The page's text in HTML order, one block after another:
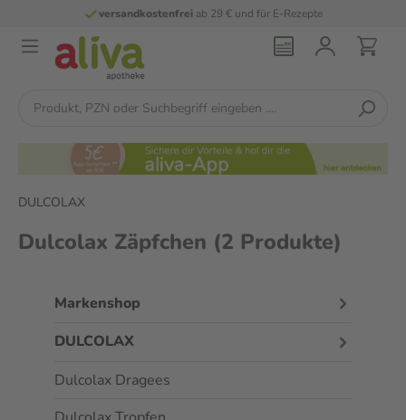
versandkostenfreiab 29 € und für E-Rezepte
DULCOLAX
Dulcolax Zäpfchen (2 Produkte)
Markenshop
DULCOLAX
Dulcolax Dragees